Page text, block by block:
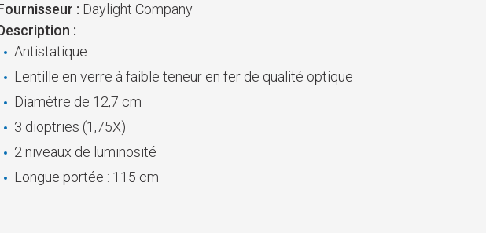
: Daylight Company
:
Antistatique
Lentille en verre à faible teneur en fer de qualité optique
Diamètre de 12,7 cm
3 dioptries (1,75X)
2 niveaux de luminosité
Longue portée : 115 cm